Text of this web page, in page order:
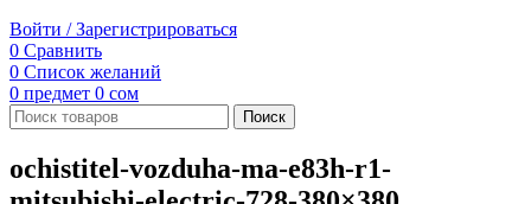
Войти / Зарегистрироваться
0 Сравнить
0 Список желаний
0 предмет 0 сом
Поиск
ochistitel-vozduha-ma-e83h-r1-